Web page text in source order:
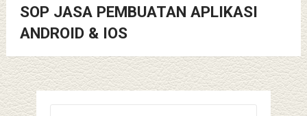
SOP JASA PEMBUATAN APLIKASI
ANDROID & IOS